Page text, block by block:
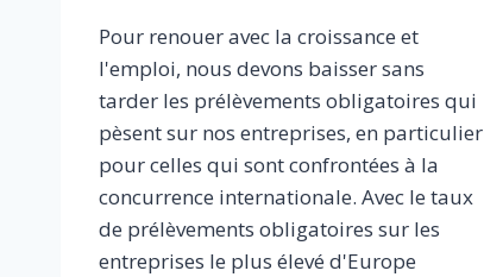
Pour renouer avec la croissance et
l'emploi, nous devons baisser sans
tarder les prélèvements obligatoires qui
pèsent sur nos entreprises, en particulier
pour celles qui sont confrontées à la
concurrence internationale. Avec le taux
de prélèvements obligatoires sur les
entreprises le plus élevé d'Europe